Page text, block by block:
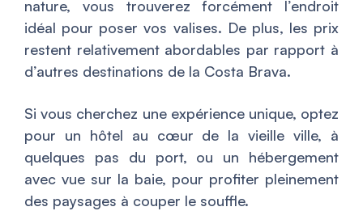
nature, vous trouverez forcément l’endroit
idéal pour poser vos valises. De plus, les prix
restent relativement abordables par rapport à
d’autres destinations de la Costa Brava.
Si vous cherchez une expérience unique, optez
pour un hôtel au cœur de la vieille ville, à
quelques pas du port, ou un hébergement
avec vue sur la baie, pour profiter pleinement
des paysages à couper le souffle.